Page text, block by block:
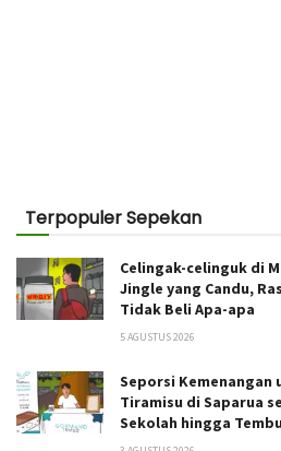
Terpopuler Sepekan
Celingak-celinguk di
Jingle yang Candu,
Tidak Beli Apa-apa
5 AGUSTUS 2026
Seporsi Kemenangan
Tiramisu di Saparua
Sekolah hingga